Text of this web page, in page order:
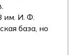
им. И. Ф.
база, но